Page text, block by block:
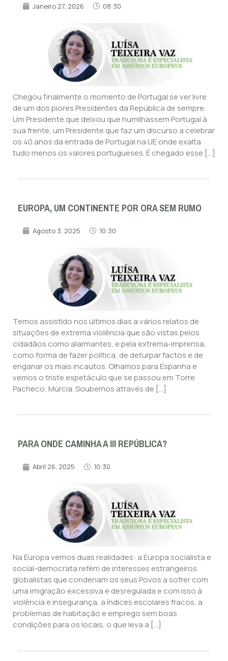
Janeiro 27, 2026 08:30
Chegou finalmente o momento de Portugal se ver livre
de um dos piores Presidentes da República de sempre.
Um Presidente que deixou que humilhassem Portugal à
sua frente, um Presidente que faz um discurso a celebrar
os 40 anos da entrada de Portugal na UE onde exalta
tudo menos os valores portugueses. É chegado esse […]
EUROPA, UM CONTINENTE POR ORA SEM RUMO
Agosto 3, 2025 10:30
Temos assistido nos últimos dias a vários relatos de
situações de extrema violência que são vistas pelos
cidadãos como alarmantes, e pela extrema-imprensa,
como forma de fazer política, de deturpar factos e de
enganar os mais incautos. Olhamos para Espanha e
vemos o triste espetáculo que se passou em Torre
Pacheco, Múrcia. Soubemos através de […]
PARA ONDE CAMINHA A III REPÚBLICA?
Abril 26, 2025 10:30
Na Europa vemos duas realidades: a Europa socialista e
social-democrata refém de interesses estrangeiros
globalistas que condenam os seus Povos a sofrer com
uma imigração excessiva e desregulada e com isso à
violência e insegurança, a índices escolares fracos, a
problemas de habitação e emprego sem boas
condições para os locais, o que leva a […]